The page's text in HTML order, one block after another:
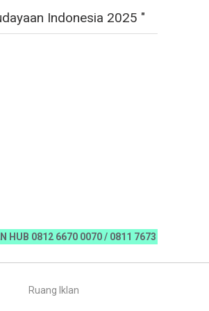
Indonesia 2025 "
6670 0070 / 0811 7673 35,
Ruang Iklan